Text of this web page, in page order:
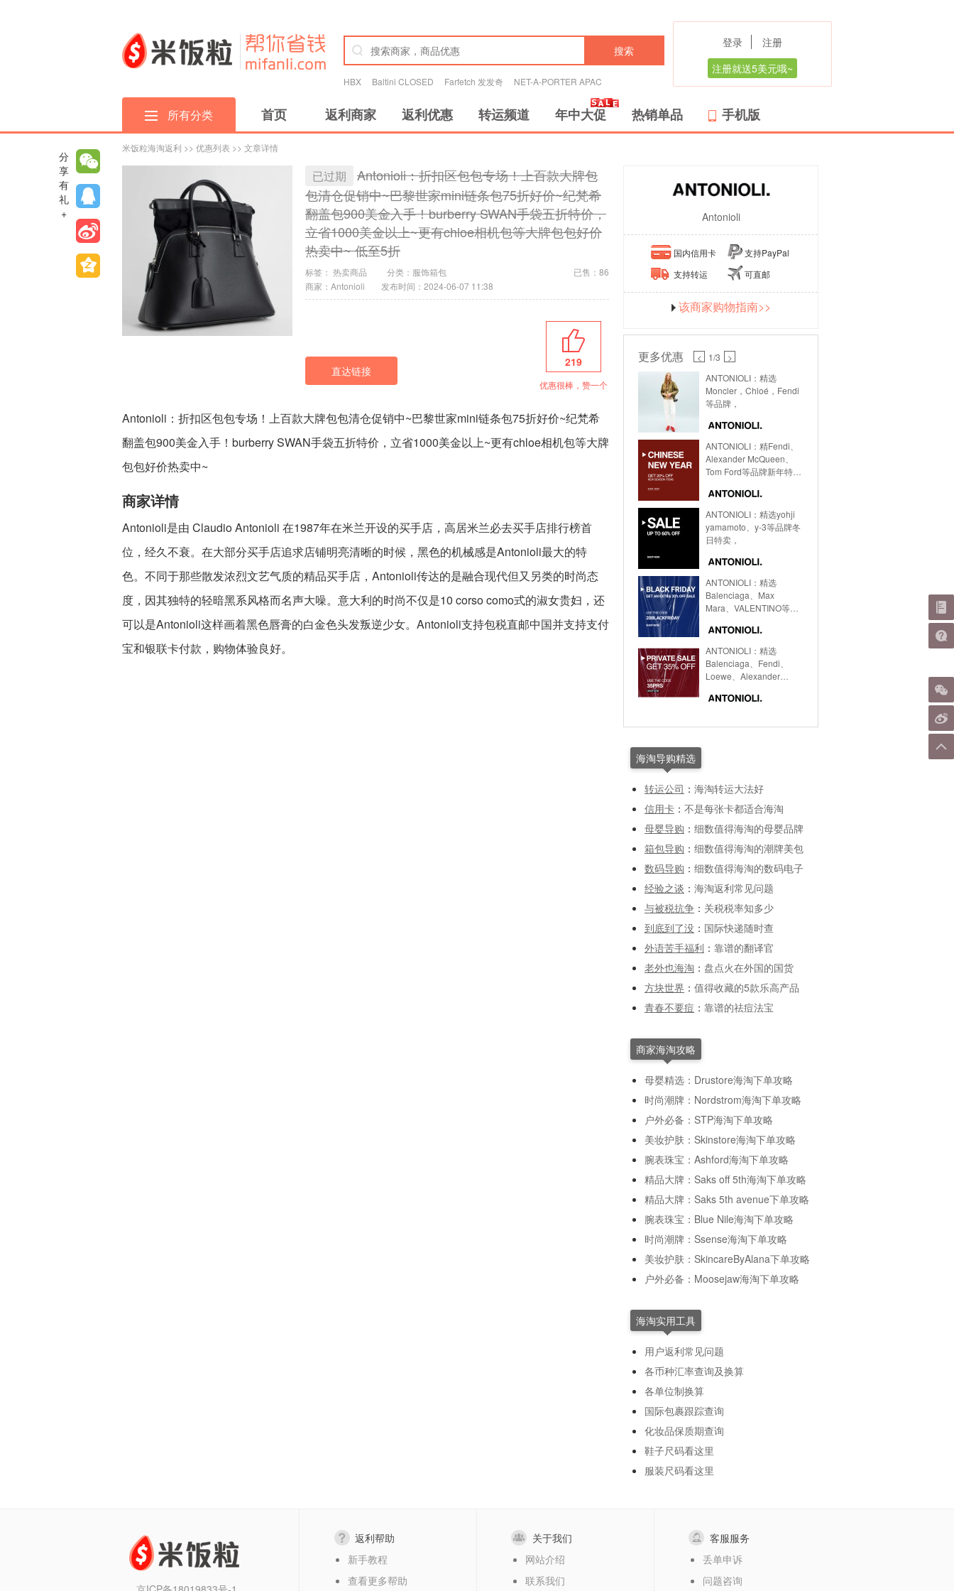
搜索
HBX Baltini CLOSED Farfetch 发发奇 NET-A-PORTER APAC
登录
注册
注册就送5美元哦~
所有分类 首页 返利商家 返利优惠 转运频道 年中大促 热销单品 手机版
米饭粒海淘返利 >> 优惠列表 >> 文章详情
已过期
Antonioli：折扣区包包专场！上百款大牌包
包清仓促销中~巴黎世家mini链条包75折好价~纪梵希
翻盖包900美金入手！burberry SWAN手袋五折特价，
立省1000美金以上~更有chloe相机包等大牌包包好价
热卖中~ 低至5折
标签： 热卖商品 分类： 服饰箱包
已售：86
商家：Antonioli
发布时间：2024-06-07 11:38
直达链接
219
优惠很棒，赞一个
Antonioli：折扣区包包专场！上百款大牌包包清仓促销中~巴黎世家mini链条包75折好价~纪梵希
翻盖包900美金入手！burberry SWAN手袋五折特价，立省1000美金以上~更有chloe相机包等大牌
包包好价热卖中~
商家详情
Antonioli是由 Claudio Antonioli 在1987年在米兰开设的买手店，高居米兰必去买手店排行榜首
位，经久不衰。在大部分买手店追求店铺明亮清晰的时候，黑色的机械感是Antonioli最大的特
色。不同于那些散发浓烈文艺气质的精品买手店，Antonioli传达的是融合现代但又另类的时尚态
度，因其独特的轻暗黑系风格而名声大噪。意大利的时尚不仅是10 corso como式的淑女贵妇，还
可以是Antonioli这样画着黑色唇膏的白金色头发叛逆少女。Antonioli支持包税直邮中国并支持支付
宝和银联卡付款，购物体验良好。
Antonioli
国内信用卡
支持PayPal
支持转运
可直邮
该商家购物指南>>
更多优惠 < 1/3
>
ANTONIOLI：精选
Moncler，Chloé，Fendi
等品牌，
ANTONIOLI：精Fendi、
Alexander McQueen、
Tom Ford等品牌新年特
ANTONIOLI：精选yohji
yamamoto、y-3等品牌冬
日特卖，
ANTONIOLI：精选
Balenciaga、Max
Mara、VALENTINO等品
ANTONIOLI：精选
Balenciaga、Fendi、
Loewe、Alexander
卖，
海淘导购精选
转运公司 ： 海淘转运大法好
信用卡 ： 不是每张卡都适合海淘
母婴导购 ： 细数值得海淘的母婴品牌
箱包导购 ： 细数值得海淘的潮牌美包
数码导购 ： 细数值得海淘的数码电子
经验之谈 ： 海淘返利常见问题
与被税抗争 ： 关税税率知多少
到底到了没 ： 国际快递随时查
外语苦手福利 ： 靠谱的翻译官
老外也海淘 ： 盘点火在外国的国货
方块世界 ： 值得收藏的5款乐高产品
青春不要痘 ： 靠谱的祛痘法宝
商家海淘攻略
母婴精选：Drustore海淘下单攻略
时尚潮牌：Nordstrom海淘下单攻略
户外必备：STP海淘下单攻略
美妆护肤：Skinstore海淘下单攻略
腕表珠宝：Ashford海淘下单攻略
精品大牌：Saks off 5th海淘下单攻略
精品大牌：Saks 5th avenue下单攻略
腕表珠宝：Blue Nile海淘下单攻略
时尚潮牌：Ssense海淘下单攻略
美妆护肤：SkincareByAlana下单攻略
户外必备：Moosejaw海淘下单攻略
海淘实用工具
用户返利常见问题
各币种汇率查询及换算
各单位制换算
国际包裹跟踪查询
化妆品保质期查询
鞋子尺码看这里
服装尺码看这里
分
享
有
礼
+
返利帮助
新手教程
查看更多帮助
关于我们
网站介绍
联系我们
客服服务
丢单申诉
问题咨询